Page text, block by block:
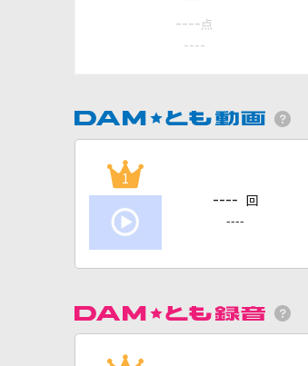
---- 点
----
1
---- 回
----